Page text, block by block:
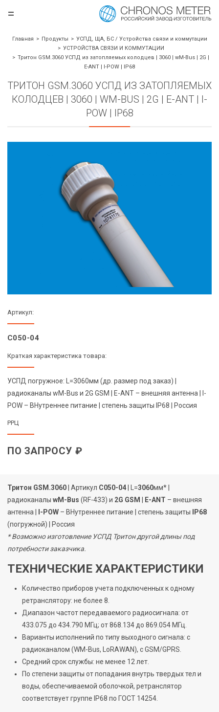
=
Главная Продукты
УСПД, ЩА, БС / Устройства связи и коммутации
УСТРОЙСТВА СВЯЗИ И КОММУТАЦИИ
Тритон GSM.3060 УСПД из затопляемых колодцев | 3060 | wM-Bus | 2G |
E-ANT | I-POW | IP68
ТРИТОН GSM.3060 УСПД ИЗ ЗАТОПЛЯЕМЫХ
КОЛОДЦЕВ | 3060 | WM-BUS | 2G | E-ANT | I-
POW | IP68
Артикул:
C050-04
Краткая характеристика товара:
УСПД погружное: L=3060мм (др. размер под заказ) |
радиоканалы wM-Bus и 2G GSM | E-ANT – внешняя антенна | I-
POW – ВНутреннее питание | степень защиты IP68 | Россия
РРЦ
ПО ЗАПРОСУ ₽
Тритон GSM.3060 | Артикул C050-04 | L=3060мм* |
радиоканалы wM-Bus (RF-433) и 2G GSM E-ANT – внешняя
антенна |
I-POW – ВНутреннее питание | степень защиты
IP68
(погружной) | Россия
* Возможно изготовление УСПД Тритон другой длины под
потребности заказчика.
ТЕХНИЧЕСКИЕ ХАРАКТЕРИСТИКИ
Количество приборов учета подключенных к одному
ретранслятору: не более 8.
Диапазон частот передаваемого радиосигнала: от
433.075 до 434.790 МГц; от 868.134 до 869.054 МГц.
Варианты исполнений по типу выходного сигнала: с
радиоканалом (WM-Bus, LoRAWAN), c GSM/GPRS.
Средний срок службы: не менее 12 лет.
По степени защиты от попадания внутрь твердых тел и
воды, обеспечиваемой оболочкой, ретранслятор
соответствует группе IP68 по ГОСТ 14254.